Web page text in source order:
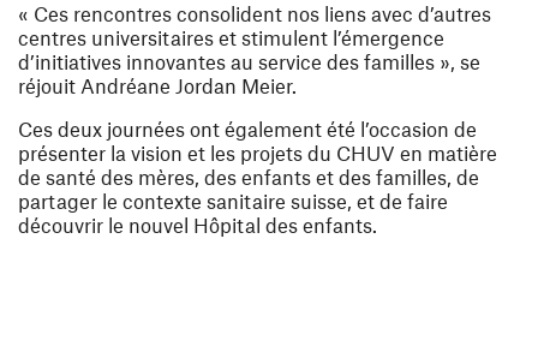
« Ces rencontres consolident nos liens avec d’autres
centres universitaires et stimulent l’émergence
d’initiatives innovantes au service des familles », se
réjouit Andréane Jordan Meier.
Ces deux journées ont également été l’occasion de
présenter la vision et les projets du CHUV en matière
de santé des mères, des enfants et des familles, de
partager le contexte sanitaire suisse, et de faire
découvrir le nouvel Hôpital des enfants.